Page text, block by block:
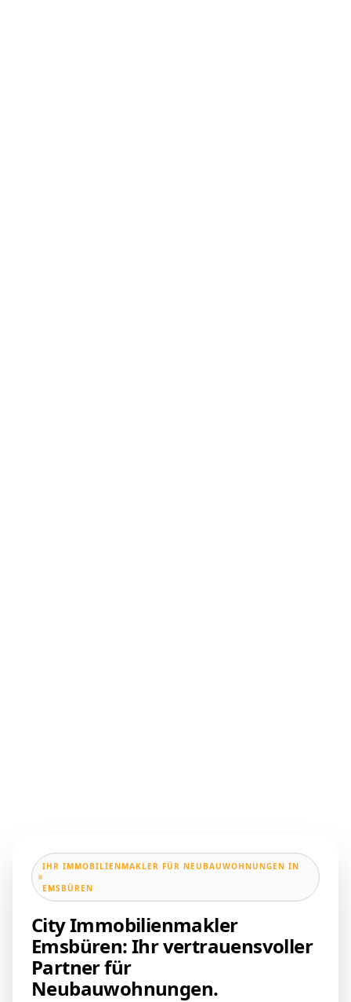
IHR IMMOBILIENMAKLER FÜR NEUBAUWOHNUNGEN IN
EMSBÜREN
City Immobilienmakler
Emsbüren: Ihr vertrauensvoller
Partner für
Neubauwohnungen.